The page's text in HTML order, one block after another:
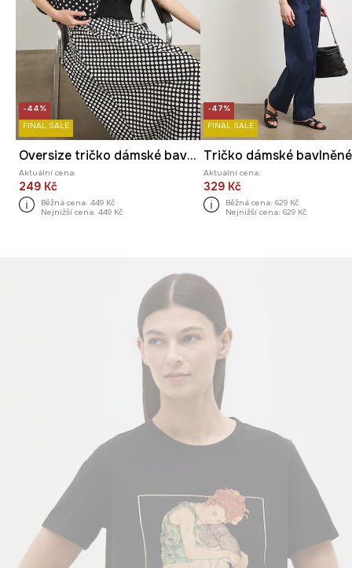
-44%
FINAL SALE
Oversize tričko dámské bavlněné s elastanem
Aktuální cena:
249 Kč
Běžná cena: 449 Kč
Nejnižší cena: 449 Kč
-47%
FINAL SALE
Aktuální cena:
329 Kč
Běžná cena: 629 Kč
Nejnižší cena: 629 Kč